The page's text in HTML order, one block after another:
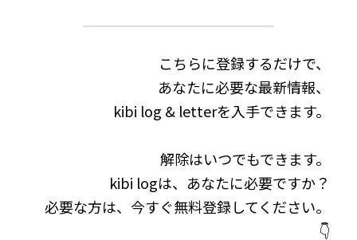
こちらに登録するだけで、
あなたに必要な最新情報、
kibi log & letterを入手できます。
解除はいつでもできます。
kibi logは、あなたに必要ですか？
必要な方は、今すぐ無料登録してください。
👇